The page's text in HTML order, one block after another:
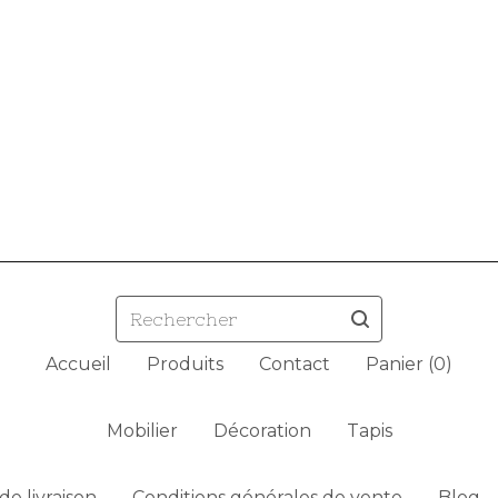
Rechercher
Accueil Produits Contact Panier (0)
Mobilier Décoration Tapis